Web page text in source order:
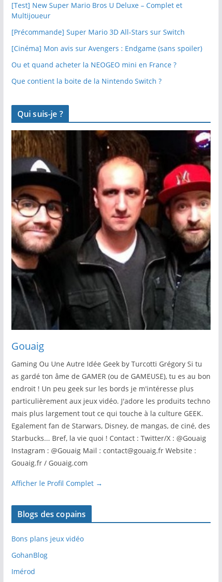
[Test] New Super Mario Bros U Deluxe – Complet et
Multijoueur
[Précommande] Super Mario 3D All-Stars sur Switch
[Cinéma] Mon avis sur Avengers : Endgame (sans spoiler)
Ou et quand acheter la NEOGEO mini en France ?
Que contient la boite de la Nintendo Switch ?
Qui suis-je ?
Gouaig
Gaming Ou Une Autre Idée Geek by Turcotti Grégory Si tu
as gardé ton âme de GAMER (ou de GAMEUSE), tu es au bon
endroit ! Un peu geek sur les bords je m'intéresse plus
particulièrement aux jeux vidéo. J'adore les produits techno
mais plus largement tout ce qui touche à la culture GEEK.
Egalement fan de Starwars, Disney, de mangas, de ciné, des
Starbucks... Bref, la vie quoi ! Contact : Twitter/X : @Gouaig
Instagram : @Gouaig Mail : contact@gouaig.fr Website :
Gouaig.fr / Gouaig.com
Afficher le Profil Complet →
Blogs des copains
Bons plans jeux vidéo
GohanBlog
Imérod